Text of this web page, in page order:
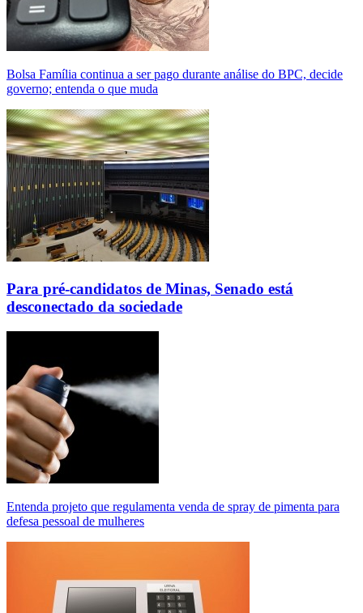
Bolsa Família continua a ser pago durante análise do BPC, decide
governo; entenda o que muda
Para pré-candidatos de Minas, Senado está
desconectado da sociedade
Entenda projeto que regulamenta venda de spray de pimenta para
defesa pessoal de mulheres